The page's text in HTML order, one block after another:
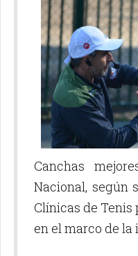
Canchas
Nacional, según
Clínicas de Tenis
en el marco de la